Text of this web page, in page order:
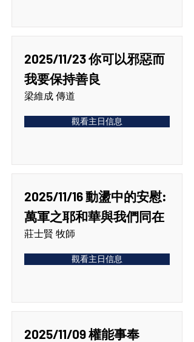
2025/11/23 你可以邪惡而
我要保持善良
梁維成 傳道
觀看主日信息
2025/11/16 動盪中的安慰:
萬軍之耶和華與我們同在
莊士賢 牧師
觀看主日信息
2025/11/09 權能事奉